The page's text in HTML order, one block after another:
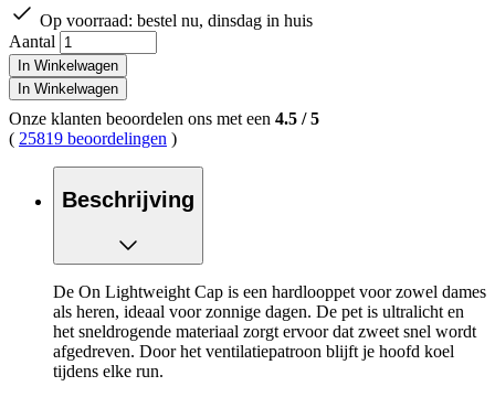
Op voorraad: bestel nu, dinsdag in huis
Aantal
In Winkelwagen
In Winkelwagen
Onze klanten beoordelen ons met een 4.5 /5
( 25819 beoordelingen )
Beschrijving
De On Lightweight Cap is een hardlooppet voor zowel dames
als heren, ideaal voor zonnige dagen. De pet is ultralicht en
het sneldrogende materiaal zorgt ervoor dat zweet snel wordt
afgedreven. Door het ventilatiepatroon blijft je hoofd koel
tijdens elke run.